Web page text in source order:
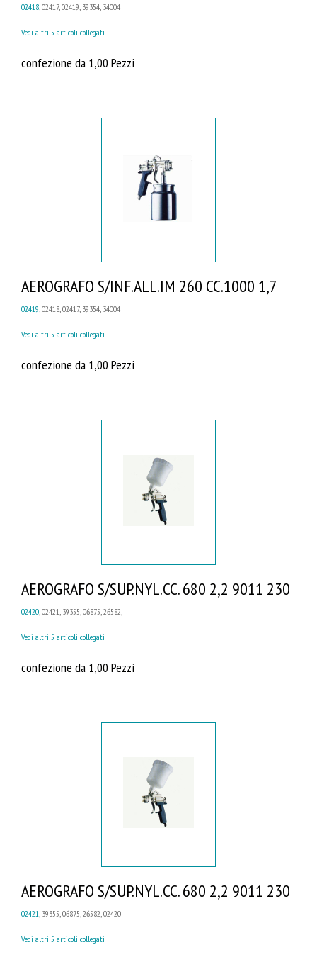
02418 , 02417, 02419, 39354, 34004
Vedi altri 5 articoli collegati
confezione da 1,00 Pezzi
AEROGRAFO S/INF.ALL.IM 260 CC.1000 1,7
02419, 02418, 02417, 39354, 34004
Vedi altri 5 articoli collegati
confezione da 1,00 Pezzi
AEROGRAFO S/SUP.NYL.CC. 680 2,2 9011 230
02420 , 02421, 39355, 06875, 26582,
Vedi altri 5 articoli collegati
confezione da 1,00 Pezzi
AEROGRAFO S/SUP.NYL.CC. 680 2,2 9011 230
02421, 39355, 06875, 26582, 02420
Vedi altri 5 articoli collegati